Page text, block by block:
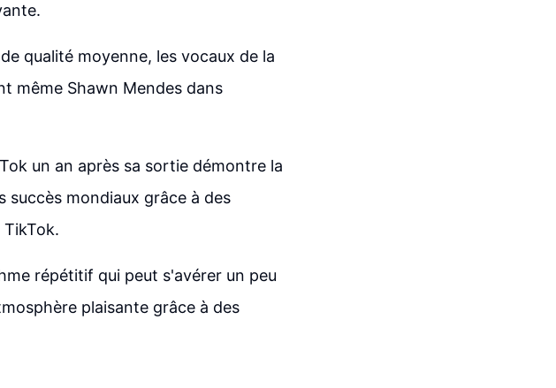
qualité moyenne, les vocaux de la
même Shawn Mendes dans
un an après sa sortie démontre la
succès mondiaux grâce à des
répétitif qui peut s'avérer un peu
plaisante grâce à des